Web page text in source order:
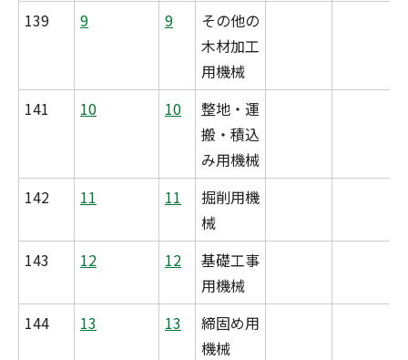
139 9 9
その他の
木材加工
用機械
141 10 10
整地・運
搬・積込
み用機械
142 11 11
掘削用機
械
143 12 12
基礎工事
用機械
144 13 13
締固め用
機械